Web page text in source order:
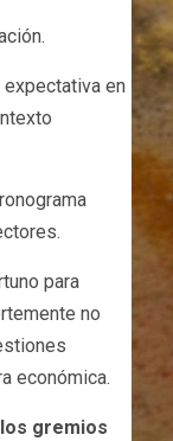
en
para
no
económica.
gremios